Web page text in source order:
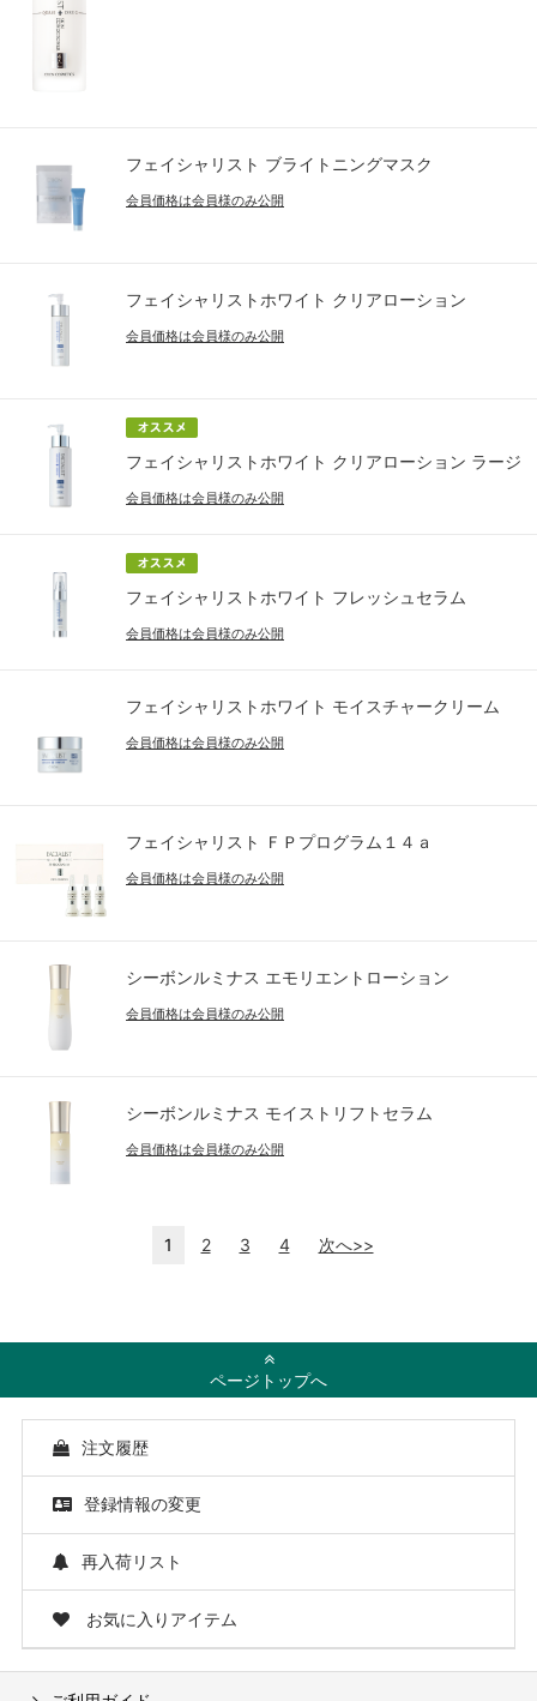
フェイシャリスト ブライトニングマスク
会員価格は会員様のみ公開
フェイシャリストホワイト クリアローション
会員価格は会員様のみ公開
フェイシャリストホワイト クリアローション ラージ
会員価格は会員様のみ公開
フェイシャリストホワイト フレッシュセラム
会員価格は会員様のみ公開
フェイシャリストホワイト モイスチャークリーム
会員価格は会員様のみ公開
フェイシャリスト ＦＰプログラム１４ａ
会員価格は会員様のみ公開
シーボンルミナス エモリエントローション
会員価格は会員様のみ公開
シーボンルミナス モイストリフトセラム
会員価格は会員様のみ公開
1 2 3 4 次へ>>
ページトップへ
注文履歴
登録情報の変更
再入荷リスト
お気に入りアイテム